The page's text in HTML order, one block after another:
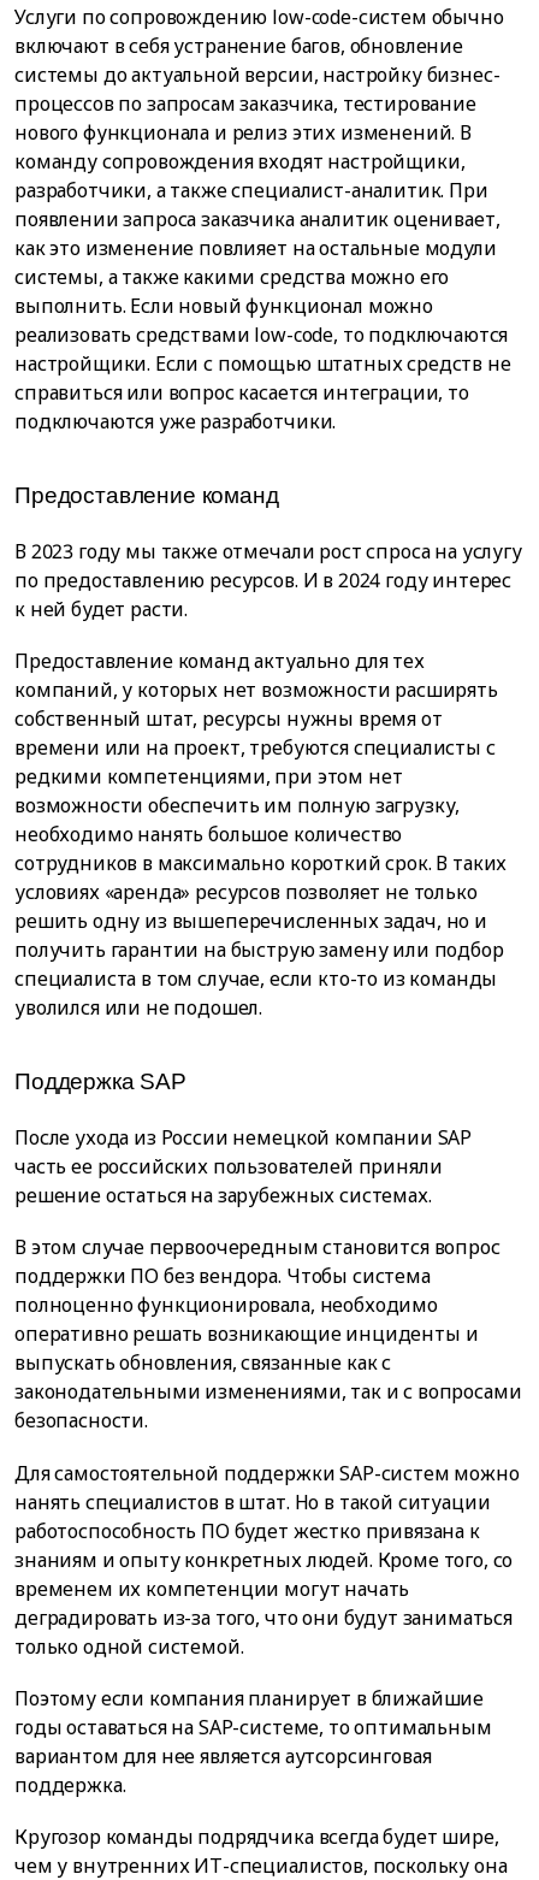
Услуги по сопровождению low-code-систем обычно
включают в себя устранение багов, обновление
системы до актуальной версии, настройку бизнес-
процессов по запросам заказчика, тестирование
нового функционала и релиз этих изменений. В
команду сопровождения входят настройщики,
разработчики, а также специалист-аналитик. При
появлении запроса заказчика аналитик оценивает,
как это изменение повлияет на остальные модули
системы, а также какими средства можно его
выполнить. Если новый функционал можно
реализовать средствами low-code, то подключаются
настройщики. Если с помощью штатных средств не
справиться или вопрос касается интеграции, то
подключаются уже разработчики.
Предоставление команд
В 2023 году мы также отмечали рост спроса на услугу
по предоставлению ресурсов. И в 2024 году интерес
к ней будет расти.
Предоставление команд актуально для тех
компаний, у которых нет возможности расширять
собственный штат, ресурсы нужны время от
времени или на проект, требуются специалисты с
редкими компетенциями, при этом нет
возможности обеспечить им полную загрузку,
необходимо нанять большое количество
сотрудников в максимально короткий срок. В таких
условиях «аренда» ресурсов позволяет не только
решить одну из вышеперечисленных задач, но и
получить гарантии на быструю замену или подбор
специалиста в том случае, если кто-то из команды
уволился или не подошел.
Поддержка SAP
После ухода из России немецкой компании SAP
часть ее российских пользователей приняли
решение остаться на зарубежных системах.
В этом случае первоочередным становится вопрос
поддержки ПО без вендора. Чтобы система
полноценно функционировала, необходимо
оперативно решать возникающие инциденты и
выпускать обновления, связанные как с
законодательными изменениями, так и с вопросами
безопасности.
Для самостоятельной поддержки SAP-систем можно
нанять специалистов в штат. Но в такой ситуации
работоспособность ПО будет жестко привязана к
знаниям и опыту конкретных людей. Кроме того, со
временем их компетенции могут начать
деградировать из-за того, что они будут заниматься
только одной системой.
Поэтому если компания планирует в ближайшие
годы оставаться на SAP-системе, то оптимальным
вариантом для нее является аутсорсинговая
поддержка.
Кругозор команды подрядчика всегда будет шире,
чем у внутренних ИТ-специалистов, поскольку она